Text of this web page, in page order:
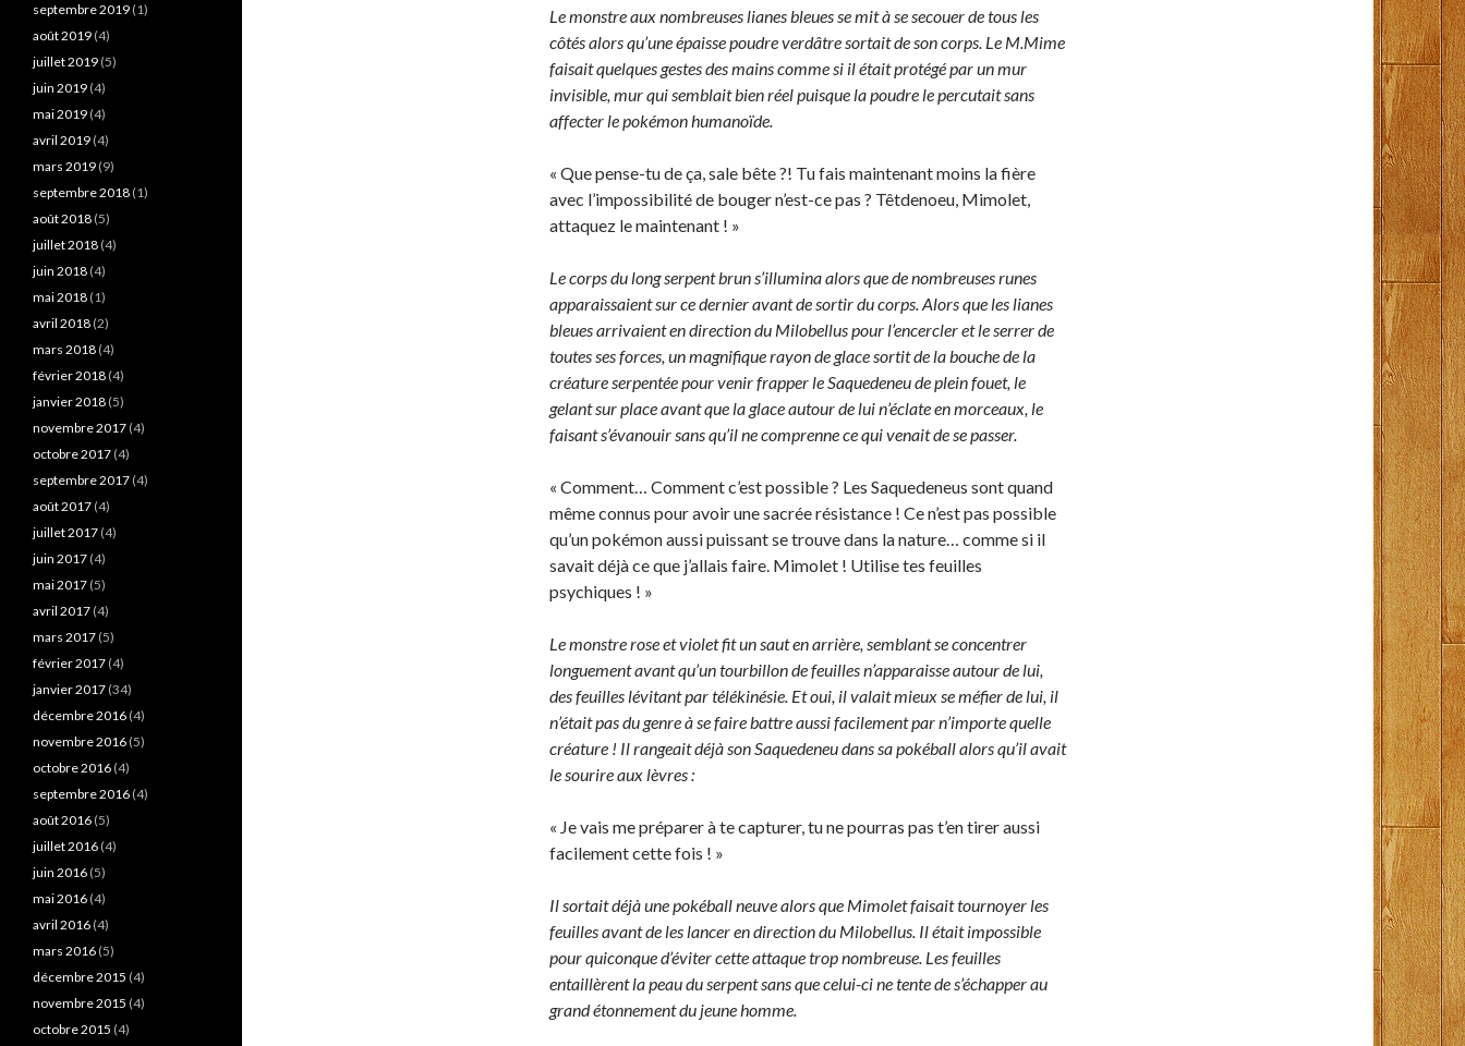
Le monstre aux nombreuses lianes bleues se mit à se secouer de tous les
côtés alors qu’une épaisse poudre verdâtre sortait de son corps. Le M.Mime
faisait quelques gestes des mains comme si il était protégé par un mur
invisible, mur qui semblait bien réel puisque la poudre le percutait sans
affecter le pokémon humanoïde.
« Que pense-tu de ça, sale bête ?! Tu fais maintenant moins la fière
avec l’impossibilité de bouger n’est-ce pas ? Têtdenoeu, Mimolet,
attaquez le maintenant ! »
Le corps du long serpent brun s’illumina alors que de nombreuses runes
apparaissaient sur ce dernier avant de sortir du corps. Alors que les lianes
bleues arrivaient en direction du Milobellus pour l’encercler et le serrer de
toutes ses forces, un magnifique rayon de glace sortit de la bouche de la
créature serpentée pour venir frapper le Saquedeneu de plein fouet, le
gelant sur place avant que la glace autour de lui n’éclate en morceaux, le
faisant s’évanouir sans qu’il ne comprenne ce qui venait de se passer.
« Comment… Comment c’est possible ? Les Saquedeneus sont quand
même connus pour avoir une sacrée résistance ! Ce n’est pas possible
qu’un pokémon aussi puissant se trouve dans la nature… comme si il
savait déjà ce que j’allais faire. Mimolet ! Utilise tes feuilles
psychiques ! »
Le monstre rose et violet fit un saut en arrière, semblant se concentrer
longuement avant qu’un tourbillon de feuilles n’apparaisse autour de lui,
des feuilles lévitant par télékinésie. Et oui, il valait mieux se méfier de lui, il
n’était pas du genre à se faire battre aussi facilement par n’importe quelle
créature ! Il rangeait déjà son Saquedeneu dans sa pokéball alors qu’il avait
le sourire aux lèvres :
« Je vais me préparer à te capturer, tu ne pourras pas t’en tirer aussi
facilement cette fois ! »
Il sortait déjà une pokéball neuve alors que Mimolet faisait tournoyer les
feuilles avant de les lancer en direction du Milobellus. Il était impossible
pour quiconque d’éviter cette attaque trop nombreuse. Les feuilles
entaillèrent la peau du serpent sans que celui-ci ne tente de s’échapper au
grand étonnement du jeune homme.
septembre 2019 (1)
août 2019 (4)
juillet 2019 (5)
juin 2019 (4)
mai 2019 (4)
avril 2019 (4)
mars 2019 (9)
septembre 2018 (1)
août 2018 (5)
juillet 2018 (4)
juin 2018 (4)
mai 2018 (1)
avril 2018 (2)
mars 2018 (4)
février 2018 (4)
janvier 2018 (5)
novembre 2017 (4)
octobre 2017 (4)
septembre 2017 (4)
août 2017 (4)
juillet 2017 (4)
juin 2017 (4)
mai 2017 (5)
avril 2017 (4)
mars 2017 (5)
février 2017 (4)
janvier 2017 (34)
décembre 2016 (4)
novembre 2016 (5)
octobre 2016 (4)
septembre 2016 (4)
août 2016 (5)
juillet 2016 (4)
juin 2016 (5)
mai 2016 (4)
avril 2016 (4)
mars 2016 (5)
décembre 2015 (4)
novembre 2015 (4)
octobre 2015 (4)